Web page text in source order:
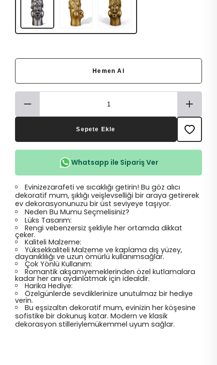
Hemen Al
Sepete Ekle
Whatsapp ile Sipariş Ver
Evinizezarafeti ve sıcaklığı getirin! Bu göz alıcı
dekoratif mum, şıklığı veişlevselliği bir araya getirerek
ev dekorasyonunuzu bir üst seviyeye taşıyor.
Neden Bu Mumu Seçmelisiniz?
Lüks Tasarım:
Rengi vebenzersiz şekliyle her ortamda dikkat
çeker.
Kaliteli Malzeme:
Yüksekkaliteli Malzeme ve kaplama dış yüzey,
dayanıklılığı ve uzun ömürlü kullanımsağlar.
Çok Yönlü Kullanım:
Romantik akşamyemeklerinden özel kutlamalara
kadar her anı aydınlatmak için idealdir.
Harika Hediye:
Özelgünlerde sevdiklerinize unutulmaz bir hediye
verin.
Bu eşsizaltın dekoratif mum, evinizin her köşesine
sofistike bir dokunuş katar. Modern ve klasik
dekorasyon stilleriylemükemmel uyum sağlar.